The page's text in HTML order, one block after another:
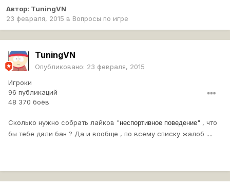
Автор: TuningVN
23 февраля, 2015 в Вопросы по игре
TuningVN
Опубликовано: 23 февраля, 2015
Игроки
96 публикаций
48 370 боёв
Сколько нужно собрать лайков "неспортивное поведение" , что
бы тебе дали бан ? Да и вообще , по всему списку жалоб ....